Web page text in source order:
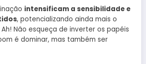
intensificam a sensibilidade e
, potencializando ainda mais o
Não esqueça de inverter os papéis
é dominar, mas também ser